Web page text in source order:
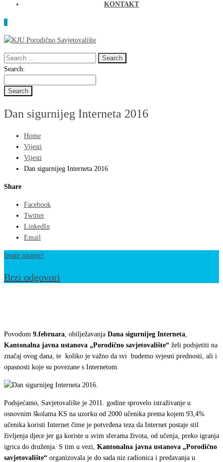
KONTAKT
0
Search
for:
Search
Search:
Dan sigurnijeg Interneta 2016
Home
Vijesti
Vijesti
Dan sigurnijeg Interneta 2016
Share
Facebook
Twitter
LinkedIn
Email
Imate pitanje?
Brzi odgovori
2016
Povodom 9.februara , obilježavanja Dana sigurnijeg Interneta
Kantonalna javna ustanova „Porodično savjetovalište“ želi podsjetiti na
značaj ovog dana, te koliko je važno da svi budemo svjesni prednosti, ali i
opasnosti koje su povezane s Internetom.
Podsjećamo, Savjetovalište je 2011. godine sprovelo istraživanje u
osnovnim školama KS na uzorku od 2000 učenika prema kojem 93,4%
učenika koristi Internet čime je potvrđena teza da Internet postaje stil
življenja djece jer ga koriste u svim sferama života, od učenja, preko igranja
igrica do druženja. S tim u vezi, Kantonalna javna ustanova „Porodično
savjetovalište“ organizovala je do sada niz radionica i predavanja u